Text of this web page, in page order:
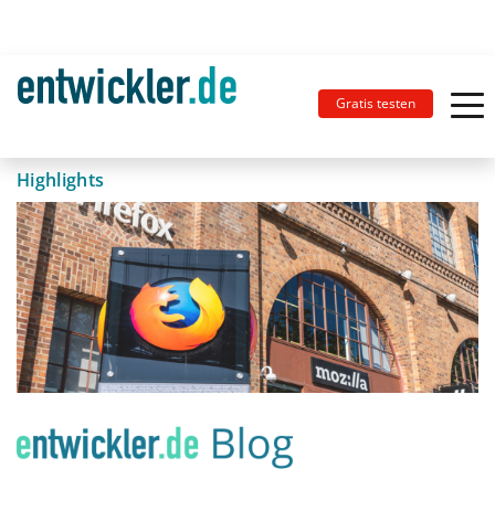
Gratis testen
Highlights